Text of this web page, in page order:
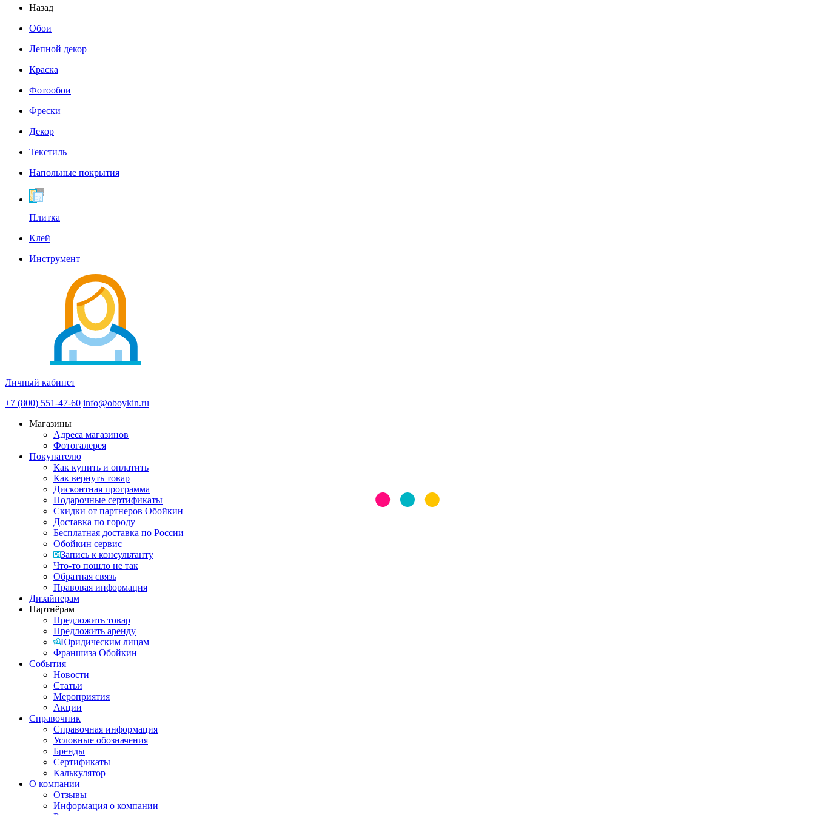
Назад
Обои
Лепной декор
Краска
Фотообои
Фрески
Декор
Текстиль
Напольные покрытия
Плитка
Клей
Инструмент
Личный кабинет
+7 (800) 551-47-60 info@oboykin.ru
Магазины
Адреса магазинов
Фотогалерея
Покупателю
Как купить и оплатить
Как вернуть товар
Дисконтная программа
Подарочные сертификаты
Скидки от партнеров Обойкин
Доставка по городу
Бесплатная доставка по России
Обойкин сервис
Запись к консультанту
Что-то пошло не так
Обратная связь
Правовая информация
Дизайнерам
Партнёрам
Предложить товар
Предложить аренду
Юридическим лицам
Франшиза Обойкин
События
Новости
Статьи
Мероприятия
Акции
Справочник
Справочная информация
Условные обозначения
Бренды
Сертификаты
Калькулятор
О компании
Отзывы
Информация о компании